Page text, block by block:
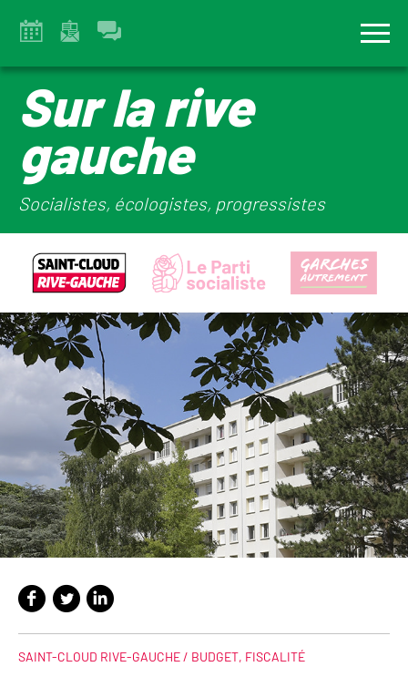
Sur la rive
gauche
Socialistes, écologistes, progressistes
SAINT-CLOUD RIVE-GAUCHE / BUDGET, FISCALITÉ